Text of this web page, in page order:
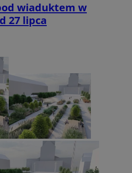
wiaduktem w
27 lipca